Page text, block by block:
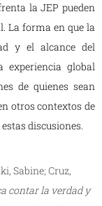
la JEP pueden
La forma en que la
y el alcance del
experiencia global
de quienes sean
otros contextos de
discusiones.
Sabine; Cruz,
contar la verdad y